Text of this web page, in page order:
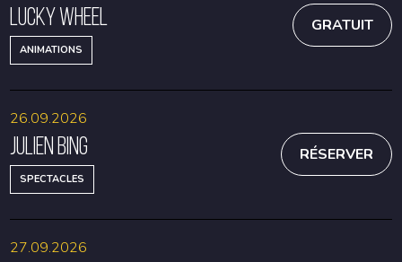
Lucky Wheel
ANIMATIONS
GRATUIT
Julien Bing
SPECTACLES
26.09.2026
RÉSERVER
27.09.2026